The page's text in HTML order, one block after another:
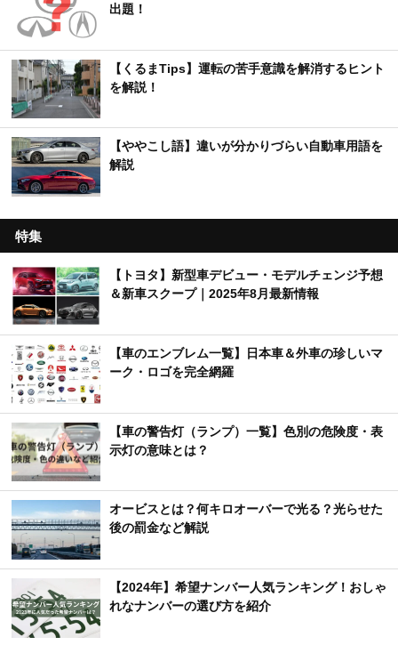
出題！
【くるまTips】運転の苦手意識を解消するヒント
を解説！
【ややこし語】違いが分かりづらい自動車用語を
解説
特集
【トヨタ】新型車デビュー・モデルチェンジ予想
＆新車スクープ｜2025年8月最新情報
【車のエンブレム一覧】日本車＆外車の珍しいマ
ーク・ロゴを完全網羅
【車の警告灯（ランプ）一覧】色別の危険度・表
示灯の意味とは？
オービスとは？何キロオーバーで光る？光らせた
後の罰金など解説
【2024年】希望ナンバー人気ランキング！おしゃ
れなナンバーの選び方を紹介